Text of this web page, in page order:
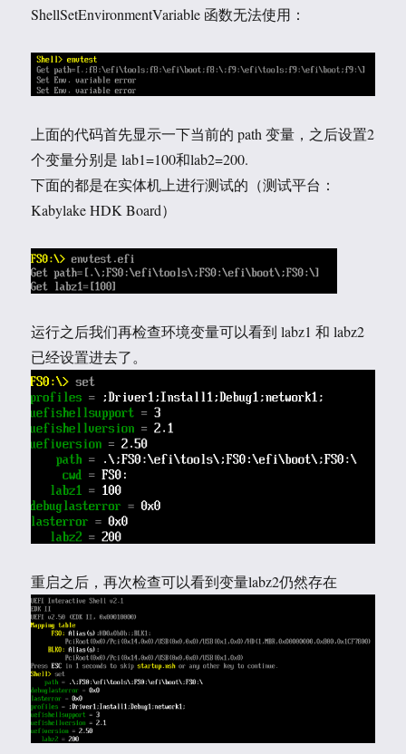
ShellSetEnvironmentVariable 函数无法使用：
上面的代码首先显示一下当前的 path 变量，之后设置2
个变量分别是 lab1=100和lab2=200.
下面的都是在实体机上进行测试的（测试平台：
Kabylake HDK Board）
运行之后我们再检查环境变量可以看到 labz1 和 labz2
已经设置进去了。
重启之后，再次检查可以看到变量labz2仍然存在